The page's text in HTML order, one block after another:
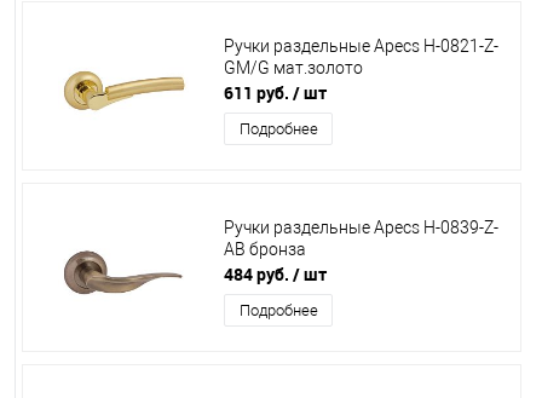
Ручки раздельные Apecs Н-0821-Z-
GM/G мат.золото
611 руб. / шт
Подробнее
Ручки раздельные Apecs Н-0839-Z-
АВ бронза
484 руб. / шт
Подробнее